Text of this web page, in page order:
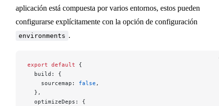
aplicación está compuesta por varios entornos, estos pueden
configurarse explícitamente con la opción de configuración
environments .
export default {
  build: {
    sourcemap:
false ,
  },
  optimizeDeps: {